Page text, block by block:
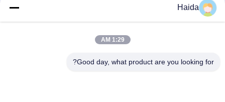
Haida
1:29 AM
Good day, what product are you looking for?